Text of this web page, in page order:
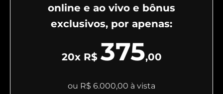
online e ao vivo e bônus
exclusivos, por apenas:
20x R$ 375,00
ou R$ 6.000,00 à vista